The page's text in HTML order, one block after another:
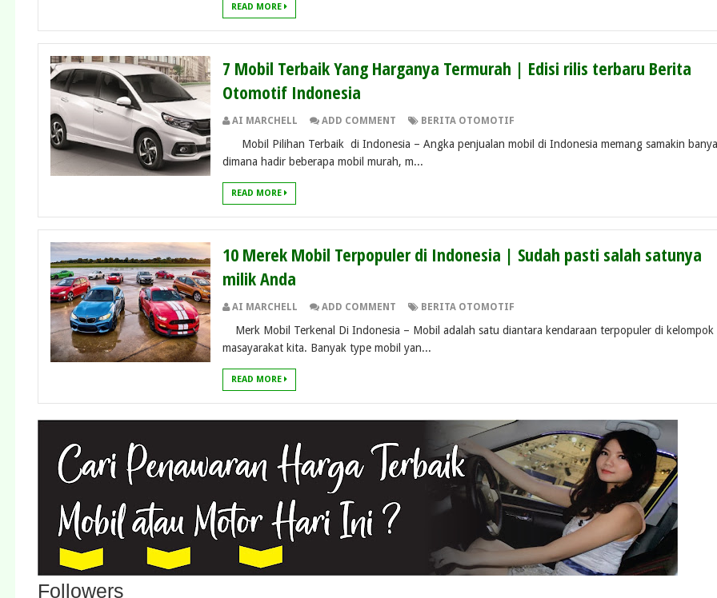
READ MORE
7 Mobil Terbaik Yang Harganya Termurah | Edisi rilis terbaru Berita
Otomotif Indonesia
AI MARCHELL ADD COMMENT BERITA OTOMOTIF
Mobil Pilihan Terbaik di Indonesia – Angka penjualan mobil di Indonesia memang samakin
dimana hadir beberapa mobil murah, m...
READ MORE
10 Merek Mobil Terpopuler di Indonesia | Sudah pasti salah satunya
milik Anda
AI MARCHELL ADD COMMENT BERITA OTOMOTIF
Merk Mobil Terkenal Di Indonesia – Mobil adalah satu diantara kendaraan terpopuler di kelompok
masayarakat kita. Banyak type mobil yan...
READ MORE
Followers